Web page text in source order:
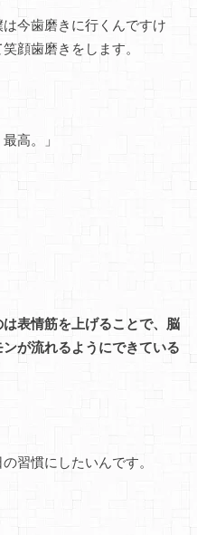
今歯磨きに行くんですけ
顔歯磨きをします。
高。」
表情筋を上げることで、脳
が流れるようにできている
習慣にしたいんです。